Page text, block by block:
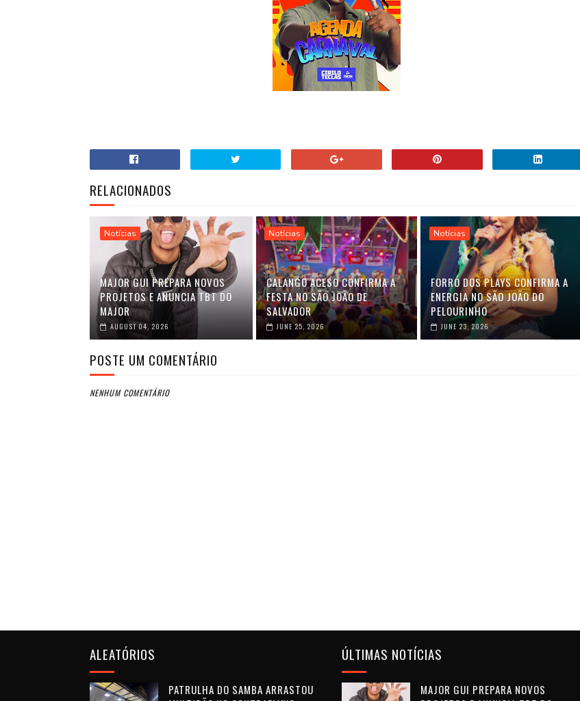
RELACIONADOS
Notícias
MAJOR GUI PREPARA NOVOS
PROJETOS E ANUNCIA TBT DO
MAJOR
AUGUST 04, 2026
Notícias
CALANGO ACESO CONFIRMA A
FESTA NO SÃO JOÃO DE
SALVADOR
JUNE 25, 2026
Notícias
FORRÓ DOS PLAYS CONFIRMA A
ENERGIA NO SÃO JOÃO DO
PELOURINHO
JUNE 23, 2026
POSTE UM COMENTÁRIO
NENHUM COMENTÁRIO
ALEATÓRIOS
PATRULHA DO SAMBA ARRASTOU
ÚLTIMAS NOTÍCIAS
MAJOR GUI PREPARA NOVOS